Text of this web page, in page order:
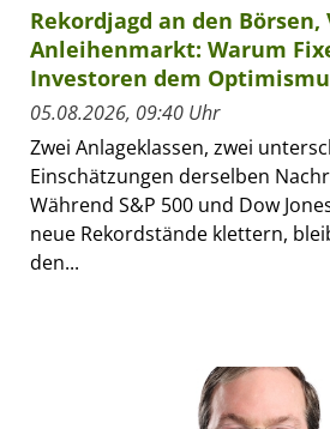
Rekordjagd an den
Anleihenmarkt: Warum
Investoren dem
05.08.2026, 09:40 Uhr
Zwei Anlageklassen, zwei
Einschätzungen derselben
Während S&P 500 und Dow
neue Rekordstände klettern,
den...